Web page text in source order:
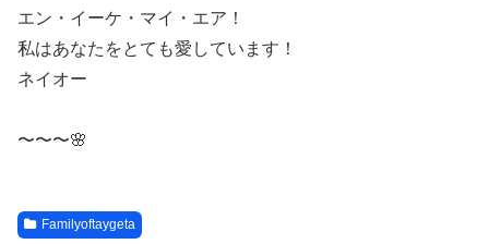
エン・イーケ・マイ・エア！
私はあなたをとても愛しています！
ネイオー
〜〜〜🌸
Familyoftaygeta